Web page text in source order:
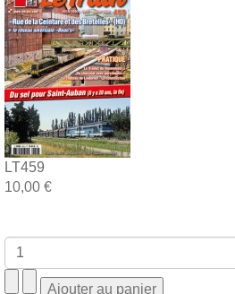
LT459
10,00 €